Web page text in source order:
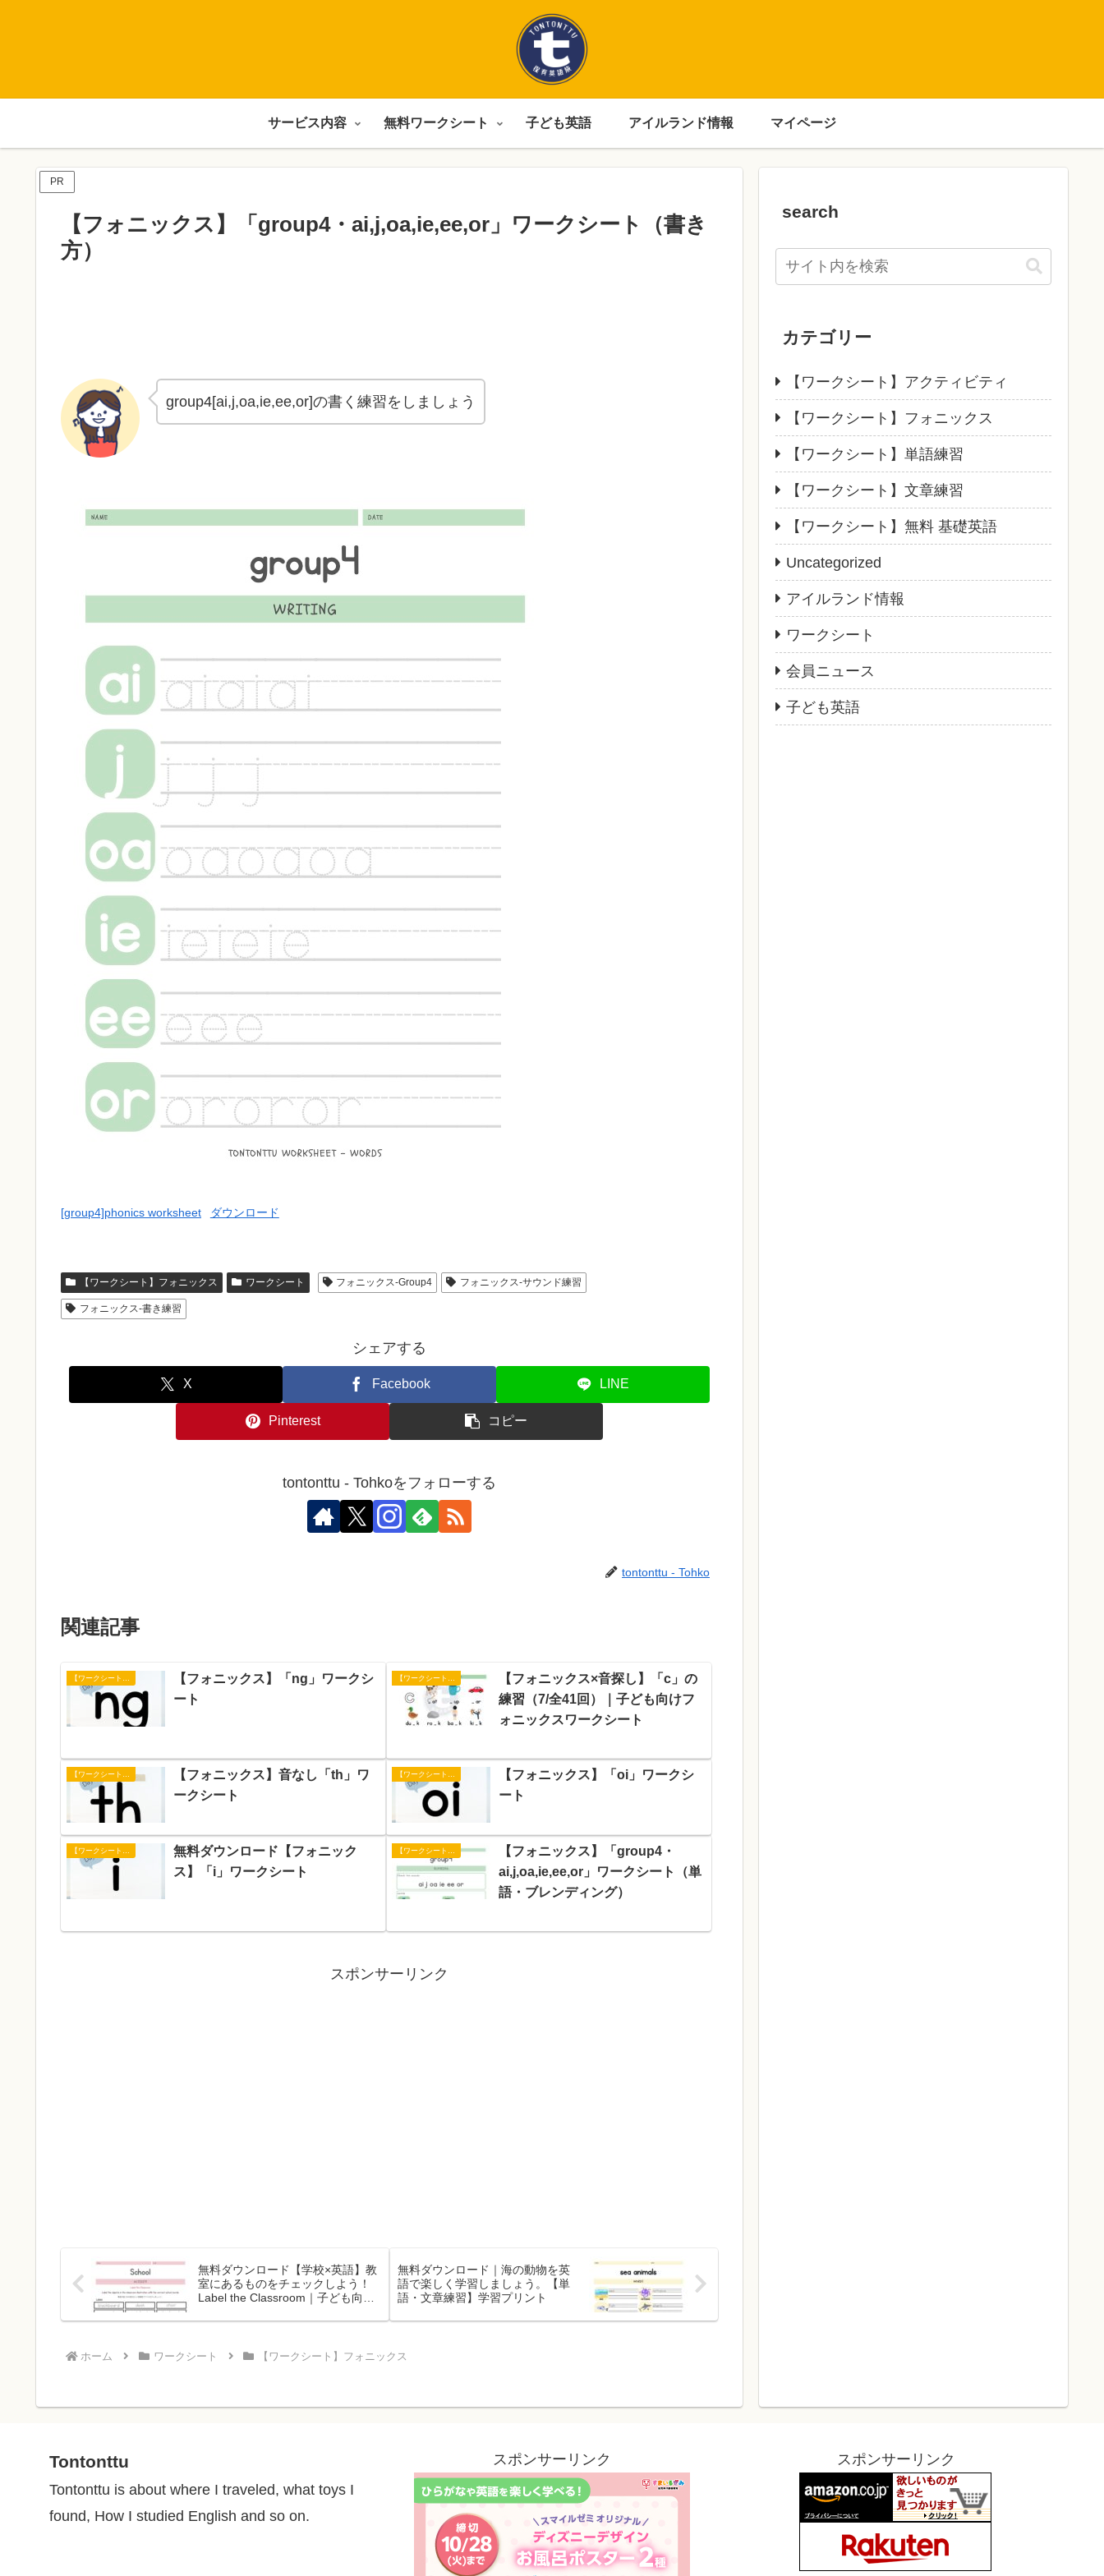
サービス内容 無料ワークシート 子ども英語 アイルランド情報 マイページ
PR
【フォニックス】「group4・ai,j,oa,ie,ee,or」ワークシート（書き
方）
group4[ai,j,oa,ie,ee,or]の書く練習をしましょう
[group4]phonics worksheet ダウンロード
【ワークシート】フォニックス ワークシート フォニックス-Group4 フォニックス-サウンド練習
フォニックス-書き練習
シェアする
X Facebook LINE
Pinterest コピー
tontonttu - Tohkoをフォローする
tontonttu - Tohko
関連記事
【ワークシート】フォニックス
【フォニックス】「ng」ワークシ
ート
【ワークシート】フォニックス
【フォニックス×音探し】「c」の
練習（7/全41回）｜子ども向けフ
ォニックスワークシート
【ワークシート】フォニックス
【フォニックス】音なし「th」ワ
ークシート
【ワークシート】フォニックス
【フォニックス】「oi」ワークシ
ート
無料ダウンロード【フォニック
ス】「i」ワークシート
【フォニックス】「group4・
ai,j,oa,ie,ee,or」ワークシート（単
語・ブレンディング）
スポンサーリンク
無料ダウンロード【学校×英語】教
室にあるものをチェックしよう！
Label the Classroom｜子ども向け
無料ダウンロード｜海の動物を英
語で楽しく学習しましょう。【単
語・文章練習】学習プリント
ホーム ワークシート 【ワークシート】フォニックス
search
カテゴリー
【ワークシート】アクティビティ
【ワークシート】フォニックス
【ワークシート】単語練習
【ワークシート】文章練習
【ワークシート】無料 基礎英語
Uncategorized
アイルランド情報
ワークシート
会員ニュース
子ども英語
Tontonttu
Tontonttu is about where I traveled, what toys I
found, How I studied English and so on.
スポンサーリンク スポンサーリンク